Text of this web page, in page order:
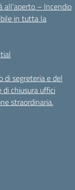
– Incendio
in tutta la
di segreteria e del
di chiusura uffici
straordinaria.